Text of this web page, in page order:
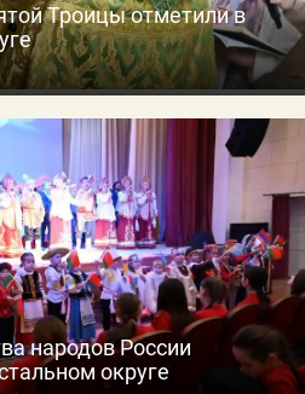
Троицы отметили в
народов России
округе